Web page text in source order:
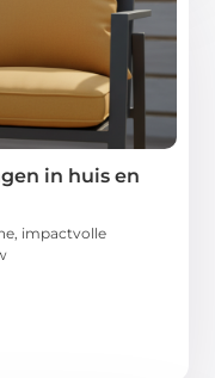
in huis en
impactvolle